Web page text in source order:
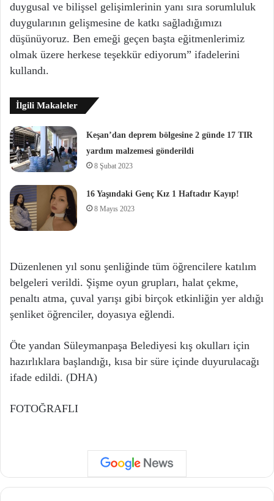
duygusal ve bilişsel gelişimlerinin yanı sıra sorumluluk
duygularının gelişmesine de katkı sağladığımızı
düşünüyoruz. Ben emeği geçen başta eğitmenlerimiz
olmak üzere herkese teşekkür ediyorum” ifadelerini
kullandı.
İlgili Makaleler
Keşan’dan deprem bölgesine 2 günde 17 TIR
yardım malzemesi gönderildi
8 Şubat 2023
16 Yaşındaki Genç Kız 1 Haftadır Kayıp!
8 Mayıs 2023
Düzenlenen yıl sonu şenliğinde tüm öğrencilere katılım
belgeleri verildi. Şişme oyun grupları, halat çekme,
penaltı atma, çuval yarışı gibi birçok etkinliğin yer aldığı
şenliket öğrenciler, doyasıya eğlendi.
Öte yandan Süleymanpaşa Belediyesi kış okulları için
hazırlıklara başlandığı, kısa bir süre içinde duyurulacağı
ifade edildi. (DHA)
FOTOĞRAFLI